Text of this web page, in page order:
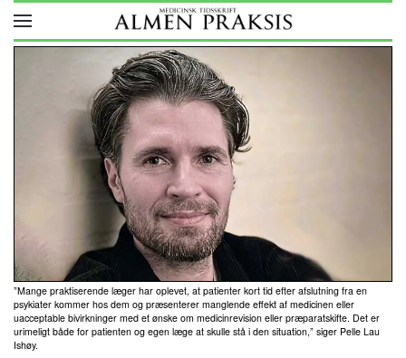
Skip to main content
”Mange praktiserende læger har oplevet, at patienter kort tid efter afslutning fra en
psykiater kommer hos dem og præsenterer manglende effekt af medicinen eller
uacceptable bivirkninger med et ønske om medicinrevision eller præparatskifte. Det er
urimeligt både for patienten og egen læge at skulle stå i den situation,” siger Pelle Lau
Ishøy.